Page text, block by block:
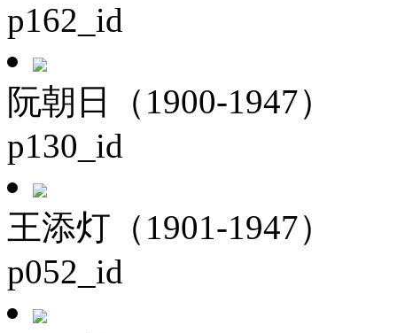
p162_id
阮朝日（1900-1947）
p130_id
王添灯（1901-1947）
p052_id